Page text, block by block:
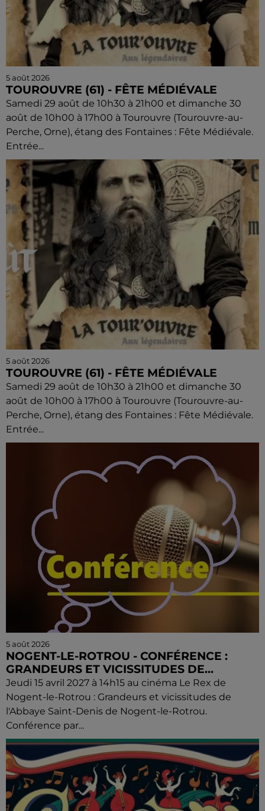
5 août 2026
TOUROUVRE (61) - FÊTE MÉDIÉVALE
Samedi 29 août de 10h30 à 21h00 et dimanche 30
août de 10h00 à 17h00 à Tourouvre (Tourouvre-au-
Perche, Orne), étang des Fontaines : Fête Médiévale.
Entrée...
5 août 2026
TOUROUVRE (61) - FÊTE MÉDIÉVALE
Samedi 29 août de 10h30 à 21h00 et dimanche 30
août de 10h00 à 17h00 à Tourouvre (Tourouvre-au-
Perche, Orne), étang des Fontaines : Fête Médiévale.
Entrée...
5 août 2026
NOGENT-LE-ROTROU - CONFÉRENCE :
GRANDEURS ET VICISSITUDES DE...
Jeudi 15 avril 2027 à 14h15 au cinéma Le Rex de
Nogent-le-Rotrou : Grandeurs et vicissitudes de
l'Abbaye Saint-Denis de Nogent-le-Rotrou.
Conférence par...